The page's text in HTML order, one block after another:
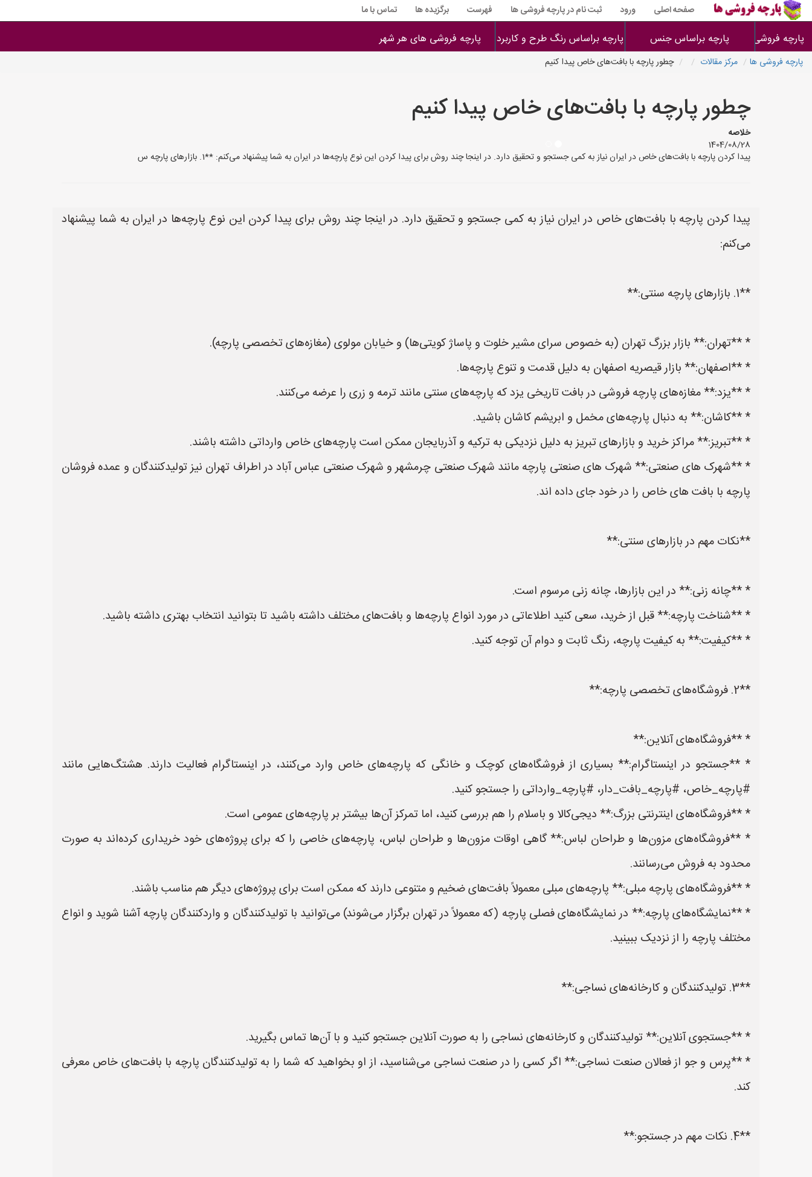
صفحه اصلی ورود ثبت نام در پارچه فروشی ها فهرست برگزیده ها تماس با ما
پارچه فروشی ها پارچه براساس جنس پارچه براساس رنگ طرح و کاربرد پارچه فروشی های هر شهر
پارچه فروشی ها مرکز مقالات چطور پارچه با بافت‌های خاص پیدا کنیم
چطور پارچه با بافت‌های خاص پیدا کنیم
خلاصه
1404/08/28
پیدا کردن پارچه با بافت‌های خاص در ایران نیاز به کمی جستجو و تحقیق دارد. در اینجا چند روش برای پیدا کردن این نوع پارچه‌ها در ایران به شما پیشنهاد می‌کنم: **1. بازارهای پارچه س
پیدا کردن پارچه با بافت‌های خاص در ایران نیاز به کمی جستجو و تحقیق دارد. در اینجا چند روش برای پیدا کردن این نوع پارچه‌ها در ایران به شما پیشنهاد
می‌کنم:
**1. بازارهای پارچه سنتی:**
* **تهران:** بازار بزرگ تهران (به خصوص سرای مشیر خلوت و پاساژ کویتی‌ها) و خیابان مولوی (مغازه‌های تخصصی پارچه).
* **اصفهان:** بازار قیصریه اصفهان به دلیل قدمت و تنوع پارچه‌ها.
* **یزد:** مغازه‌های پارچه فروشی در بافت تاریخی یزد که پارچه‌های سنتی مانند ترمه و زری را عرضه می‌کنند.
* **کاشان:** به دنبال پارچه‌های مخمل و ابریشم کاشان باشید.
* **تبریز:** مراکز خرید و بازارهای تبریز به دلیل نزدیکی به ترکیه و آذربایجان ممکن است پارچه‌های خاص وارداتی داشته باشند.
* **شهرک های صنعتی:** شهرک های صنعتی پارچه مانند شهرک صنعتی چرمشهر و شهرک صنعتی عباس آباد در اطراف تهران نیز تولیدکنندگان و عمده فروشان
پارچه با بافت های خاص را در خود جای داده اند.
**نکات مهم در بازارهای سنتی:**
* **چانه زنی:** در این بازارها، چانه زنی مرسوم است.
* **شناخت پارچه:** قبل از خرید، سعی کنید اطلاعاتی در مورد انواع پارچه‌ها و بافت‌های مختلف داشته باشید تا بتوانید انتخاب بهتری داشته باشید.
* **کیفیت:** به کیفیت پارچه، رنگ ثابت و دوام آن توجه کنید.
**2. فروشگاه‌های تخصصی پارچه:**
* **فروشگاه‌های آنلاین:**
* **جستجو در اینستاگرام:** بسیاری از فروشگاه‌های کوچک و خانگی که پارچه‌های خاص وارد می‌کنند، در اینستاگرام فعالیت دارند. هشتگ‌هایی مانند
#پارچه_خاص، #پارچه_بافت_دار، #پارچه_وارداتی را جستجو کنید.
* **فروشگاه‌های اینترنتی بزرگ:** دیجی‌کالا و باسلام را هم بررسی کنید، اما تمرکز آن‌ها بیشتر بر پارچه‌های عمومی است.
* **فروشگاه‌های مزون‌ها و طراحان لباس:** گاهی اوقات مزون‌ها و طراحان لباس، پارچه‌های خاصی را که برای پروژه‌های خود خریداری کرده‌اند به صورت
محدود به فروش می‌رسانند.
* **فروشگاه‌های پارچه مبلی:** پارچه‌های مبلی معمولاً بافت‌های ضخیم و متنوعی دارند که ممکن است برای پروژه‌های دیگر هم مناسب باشند.
* **نمایشگاه‌های پارچه:** در نمایشگاه‌های فصلی پارچه (که معمولاً در تهران برگزار می‌شوند) می‌توانید با تولیدکنندگان و واردکنندگان پارچه آشنا شوید و انواع
مختلف پارچه را از نزدیک ببینید.
**3. تولیدکنندگان و کارخانه‌های نساجی:**
* **جستجوی آنلاین:** تولیدکنندگان و کارخانه‌های نساجی را به صورت آنلاین جستجو کنید و با آن‌ها تماس بگیرید.
* **پرس و جو از فعالان صنعت نساجی:** اگر کسی را در صنعت نساجی می‌شناسید، از او بخواهید که شما را به تولیدکنندگان پارچه با بافت‌های خاص معرفی
کند.
**4. نکات مهم در جستجو:**